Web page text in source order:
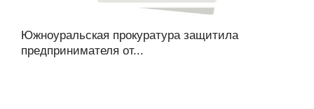
Южноуральская прокуратура защитила
предпринимателя от...